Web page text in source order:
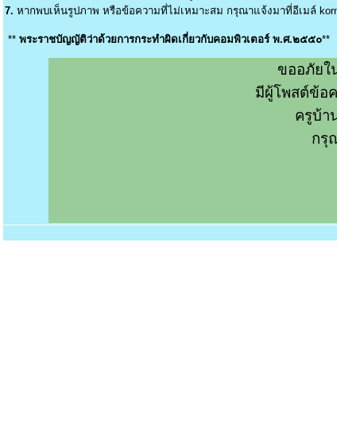
7. หากพบเห็นรูปภาพ หรือข้อความที่ไม่เหมาะสม กรุณาแจ้งมาที่อีเมล์
** พระราชบัญญัติว่าด้วยการกระทำผิดเกี่ยวกับคอมพิวเตอร์ พ.ศ.๒๕๕๐**
ขออภัยใ
มีผู้โพสต์ข้อ
ครูบ้า
กรุ